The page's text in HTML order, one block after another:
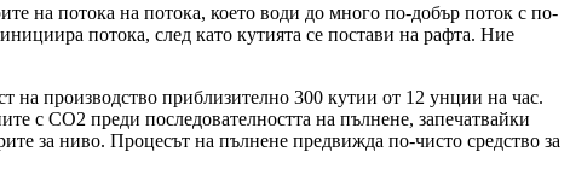
на потока на потока, което води до много по-добър поток с по-
потока, след като кутията се постави на рафта. Ние
на производство приблизително 300 кутии от 12 унции на час.
с CO2 преди последователността на пълнене, запечатвайки
за ниво. Процесът на пълнене предвижда по-чисто средство за